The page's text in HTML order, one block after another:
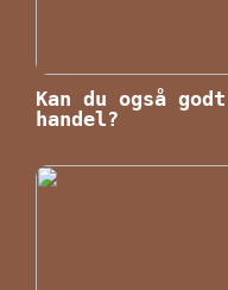
Kan du også
handel?